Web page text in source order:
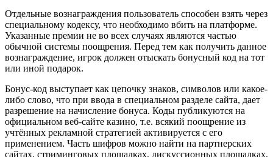
Отдельные вознаграждения пользователь способен взять через
специальному кодексу, что необходимо вбить на платформе.
Указанные премии не во всех случаях являются частью
обычной системы поощрения. Перед тем как получить данное
вознаграждение, игрок должен отыскать бонусный код на тот
или иной подарок.
Бонус-код выступает как цепочку знаков, символов или какое-
либо слово, что при ввода в специальном разделе сайта, дает
разрешение на начисление бонуса. Коды публикуются на
официальном веб-сайте казино, т.е. всякий поощрение из
учтённых рекламной стратегией активируется с его
применением. Часть шифров можно найти на партнерских
сайтах, стриминговых площадках, дискуссионных площадках,